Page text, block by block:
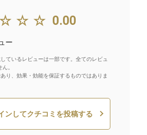
0.00
ー
ているレビューは一部です。全てのレビュ
。
り、効果・効能を保証するものではありま
ンしてクチコミを投稿する